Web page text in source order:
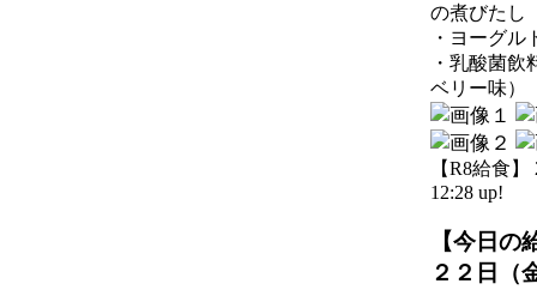
の煮びたし
・ヨーグル
・乳酸菌飲
ベリー味）
【R8給食】
12:28 up!
【今日の
２２日（